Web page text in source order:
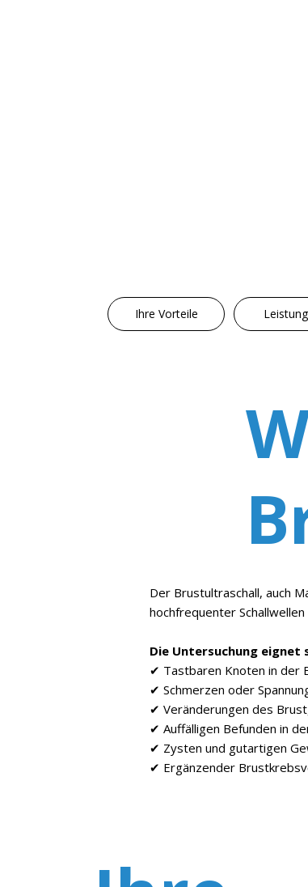
Ihre Vorteile
Der Brustultraschall, auch
hochfrequenter
Die Untersuchung eignet
✔ Tastbaren Knoten in der
✔ Schmerzen oder
✔ Veränderungen des
✔ Auffälligen Befunden in
✔ Zysten und gutartigen
✔ Ergänzender